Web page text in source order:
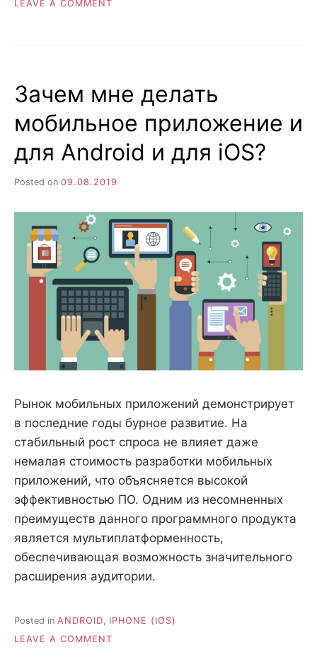
LEAVE A COMMENT
ИЗБАВИЛАСЬ
ЗА
ГОДЫ
Зачем мне делать
мобильное приложение и
для Android и для iOS?
Posted on 09.08.2019
Рынок мобильных приложений демонстрирует
в последние годы бурное развитие. На
стабильный рост спроса не влияет даже
немалая стоимость разработки мобильных
приложений, что объясняется высокой
эффективностью ПО. Одним из несомненных
преимуществ данного программного продукта
является мультиплатформенность,
обеспечивающая возможность значительного
расширения аудитории.
Posted in ANDROID
IPHONE (IOS)
LEAVE A COMMENT